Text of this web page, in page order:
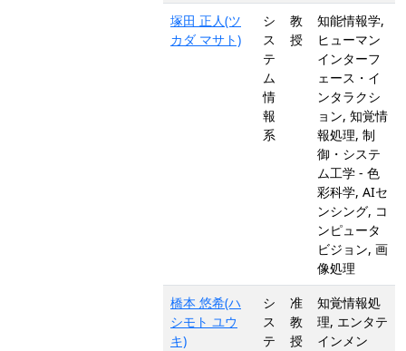
塚田 正人(ツ
カダ マサト)
シ
ス
テ
ム
情
報
系
教
授
知能情報学,
ヒューマン
インターフ
ェース・イ
ンタラクシ
ョン, 知覚情
報処理, 制
御・システ
ム工学 - 色
彩科学, AIセ
ンシング, コ
ンピュータ
ビジョン, 画
像処理
橋本 悠希(ハ
シモト ユウ
キ)
シ
ス
テ
准
教
授
知覚情報処
理, エンタテ
インメン